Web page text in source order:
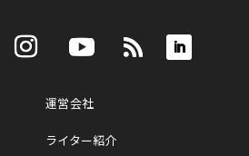
運営会社
ライター紹介